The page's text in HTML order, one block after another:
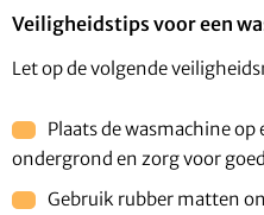
Veiligheidstips voor een
Let op de volgende
Plaats de wasmachine
ondergrond en zorg voor
Gebruik rubber matten